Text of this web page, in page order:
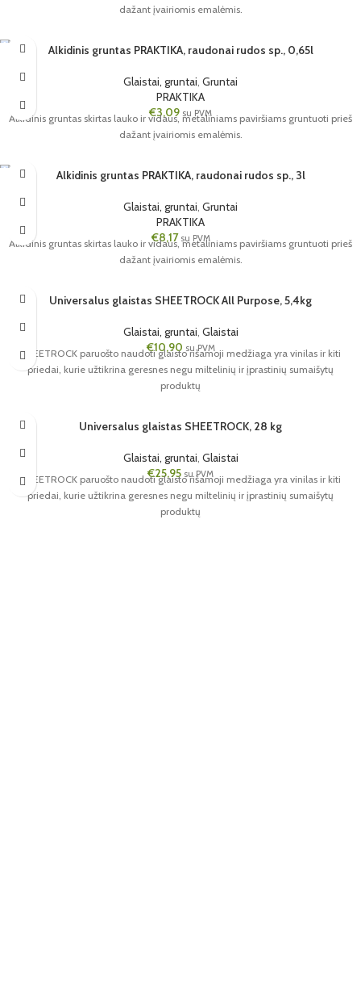
dažant įvairiomis emalėmis.
Alkidinis gruntas PRAKTIKA, raudonai rudos sp., 0,65l
Glaistai, gruntai Gruntai
PRAKTIKA
€3,09 su PVM
Alkidinis gruntas skirtas lauko ir vidaus, metaliniams paviršiams gruntuoti prieš
dažant įvairiomis emalėmis.
Alkidinis gruntas PRAKTIKA, raudonai rudos sp., 3l
Glaistai, gruntai Gruntai
PRAKTIKA
€8,17 su PVM
Alkidinis gruntas skirtas lauko ir vidaus, metaliniams paviršiams gruntuoti prieš
dažant įvairiomis emalėmis.
SOLD OUT Universalus glaistas SHEETROCK All Purpose, 5,4kg
Glaistai, gruntai Glaistai
€10,90 su PVM
SHEETROCK paruošto naudoti glaisto rišamoji medžiaga yra vinilas ir kiti
priedai, kurie užtikrina geresnes negu miltelinių ir įprastinių sumaišytų
produktų
SOLD OUT Universalus glaistas SHEETROCK, 28 kg
Glaistai, gruntai Glaistai
€25,95 su PVM
SHEETROCK paruošto naudoti glaisto rišamoji medžiaga yra vinilas ir kiti
priedai, kurie užtikrina geresnes negu miltelinių ir įprastinių sumaišytų
produktų